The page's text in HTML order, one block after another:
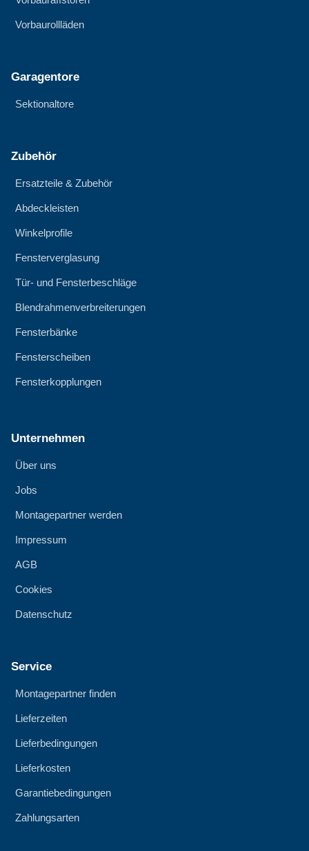
Vorbaurollläden
Garagentore
Sektionaltore
Zubehör
Ersatzteile & Zubehör
Abdeckleisten
Winkelprofile
Fensterverglasung
Tür- und Fensterbeschläge
Blendrahmenverbreiterungen
Fensterbänke
Fensterscheiben
Fensterkopplungen
Unternehmen
Über uns
Jobs
Montagepartner werden
Impressum
AGB
Cookies
Datenschutz
Service
Montagepartner finden
Lieferzeiten
Lieferbedingungen
Lieferkosten
Garantiebedingungen
Zahlungsarten